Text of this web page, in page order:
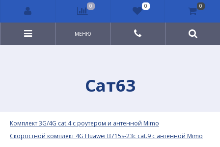
Сат63
МЕНЮ
Комплект 3G/4G cat.4 с роутером и антенной Mimo
Скоростной комплект 4G Huawei B715s-23c cat.9 с антенной Mimo
0 0 0